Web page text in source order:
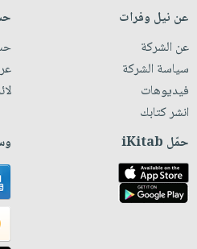
عن نيل وفرات
عن الشركة
سياسة الشركة
فيديوهات
انشر كتابك
حمّل iKitab